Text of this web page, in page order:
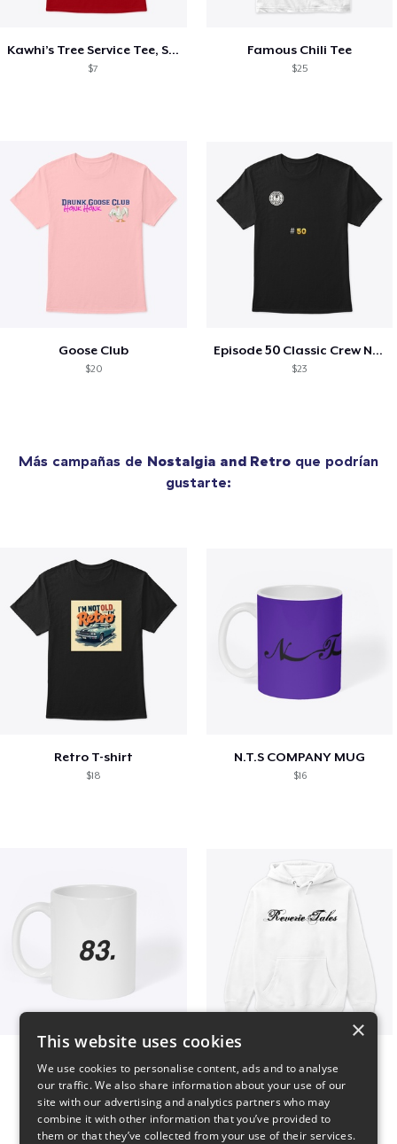
Kawhi’s Tree Service Tee, Shirts, Mug
$7
Famous Chili Tee
$25
Goose Club
$20
Episode 50 Classic Crew Neck T-Shirt
$23
Más campañas de Nostalgia and Retro que podrían
gustarte:
Retro T-shirt
$18
N.T.S COMPANY MUG
$16
$16 $35
×
This website uses cookies
We use cookies to personalise content, ads and to analyse
our traffic. We also share information about your use of our
site with our advertising and analytics partners who may
combine it with other information that you’ve provided to
them or that they’ve collected from your use of their services.